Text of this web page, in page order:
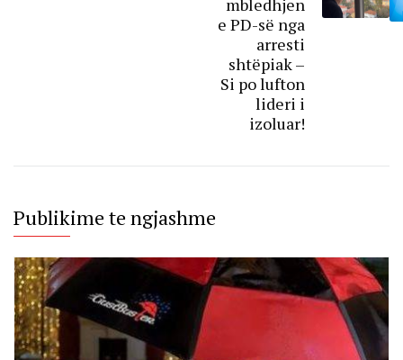
mbledhjen
e PD-së nga
arresti
shtëpiak –
Si po lufton
lideri i
izoluar!
Publikime te ngjashme